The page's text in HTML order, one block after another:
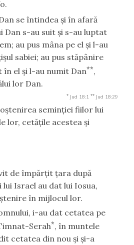
se întindea şi în afară
Dan s-au suit şi s-au luptat
au pus mâna pe el şi l-au
sabiei; au pus stăpânire
în el şi l-au numit Dan**,
lor Dan.
* Jud 18:1 ** Jud 18:29
seminţiei fiilor lui
lor, cetăţile acestea şi
de împărţit ţara după
Israel au dat lui Iosua,
în mijlocul lor.
i-au dat cetatea pe
Serah*, în muntele
cetatea din nou şi şi-a